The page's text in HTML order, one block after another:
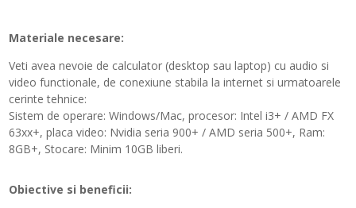
Materiale necesare:
Veti avea nevoie de calculator (desktop sau laptop) cu audio si
video functionale, de conexiune stabila la internet si urmatoarele
cerinte tehnice:
Sistem de operare: Windows/Mac, procesor: Intel i3+ / AMD FX
63xx+, placa video: Nvidia seria 900+ / AMD seria 500+, Ram:
8GB+, Stocare: Minim 10GB liberi.
Obiective si beneficii: